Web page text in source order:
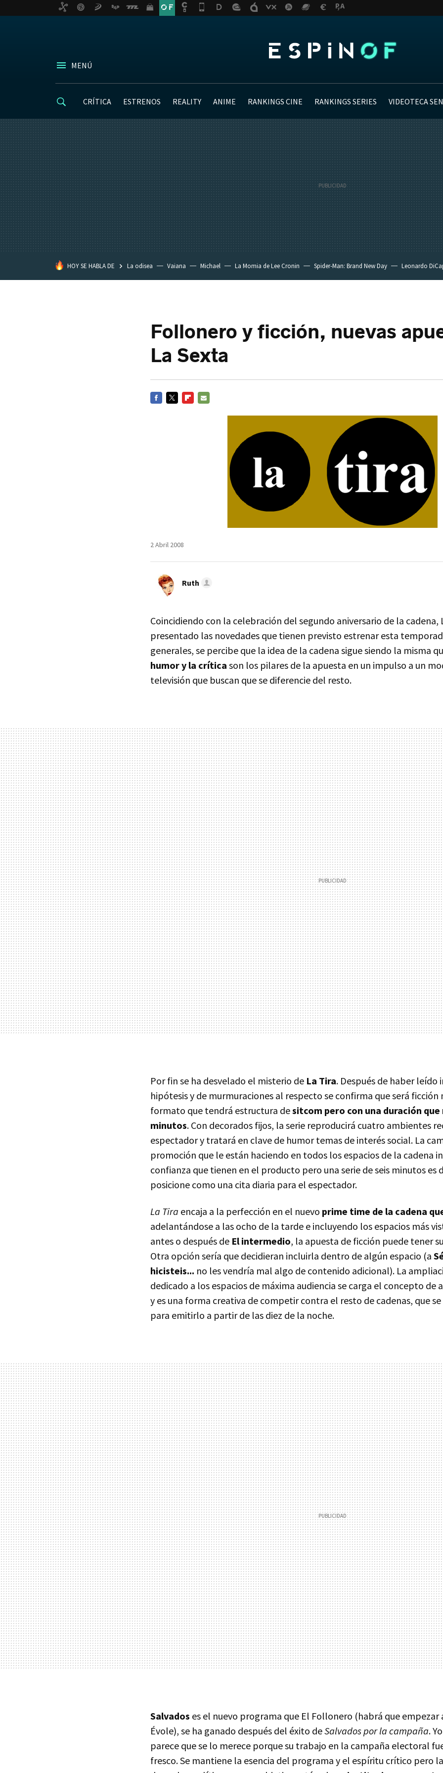
MENÚ
CRÍTICA ESTRENOS REALITY ANIME RANKINGS CINE RANKINGS SERIES VIDEOTECA
HOY SE HABLA DE La odisea Vaiana Michael La Momia de Lee Cronin Spider-Man: Brand New Day Leonardo
Follonero y ficción, nuevas
La Sexta
2 Abril 2008
Ruth
Coincidiendo con la celebración del segundo aniversario de la cadena,
presentado las novedades que tienen previsto estrenar esta
generales, se percibe que la idea de la cadena sigue siendo la misma
humor y la crítica son los pilares de la apuesta en un impulso a un
televisión que buscan que se diferencie del resto.
Por fin se ha desvelado el misterio de La Tira. Después de haber leído
hipótesis y de murmuraciones al respecto se confirma que será ficción
formato que tendrá estructura desitcom pero con una duración que
minutos. Con decorados fijos, la serie reproducirá cuatro ambientes
espectador y tratará en clave de humor temas de interés social. La
promoción que le están haciendo en todos los espacios de la cadena
confianza que tienen en el producto pero una serie de seis minutos es
posicione como una cita diaria para el espectador.
La Tira encaja a la perfección en el nuevo prime time de la cadena
adelantándose a las ocho de la tarde e incluyendo los espacios más
antes o después de El intermedio, la apuesta de ficción puede tener
Otra opción sería que decidieran incluirla dentro de algún espacio (a
hicisteis... no les vendría mal algo de contenido adicional). La
dedicado a los espacios de máxima audiencia se carga el concepto de
y es una forma creativa de competir contra el resto de cadenas, que
para emitirlo a partir de las diez de la noche.
Salvados es el nuevo programa que El Follonero (habrá que
Évole), se ha ganado después del éxito deSalvados por la campaña.
parece que se lo merece porque su trabajo en la campaña electoral
fresco. Se mantiene la esencia del programa y el espíritu crítico pero